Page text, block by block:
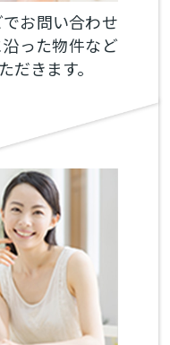
お問い合わせ
った物件など
だきます。